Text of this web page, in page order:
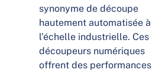
synonyme de découpe
hautement automatisée à
l’échelle industrielle. Ces
découpeurs numériques
offrent des performances